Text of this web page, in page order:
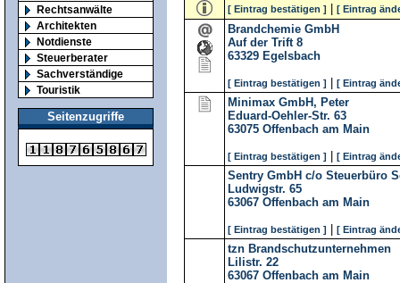
Rechtsanwälte
Architekten
Notdienste
Steuerberater
Sachverständige
Touristik
Seitenzugriffe
[ Eintrag bestätigen ] [ Eintrag
Brandchemie GmbH
Auf der Trift 8
63329 Egelsbach
[ Eintrag bestätigen ] [ Eintrag
Minimax GmbH, Peter
Eduard-Oehler-Str. 63
63075 Offenbach am Main
[ Eintrag bestätigen ] [ Eintrag
Sentry GmbH c/o Steuerbüro
Ludwigstr. 65
63067 Offenbach am Main
[ Eintrag bestätigen ] [ Eintrag
tzn Brandschutzunternehmen
Lilistr. 22
63067 Offenbach am Main